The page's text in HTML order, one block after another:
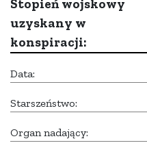
Stopień wojskowy
uzyskany w
konspiracji:
Data:
Starszeństwo:
Organ nadający: